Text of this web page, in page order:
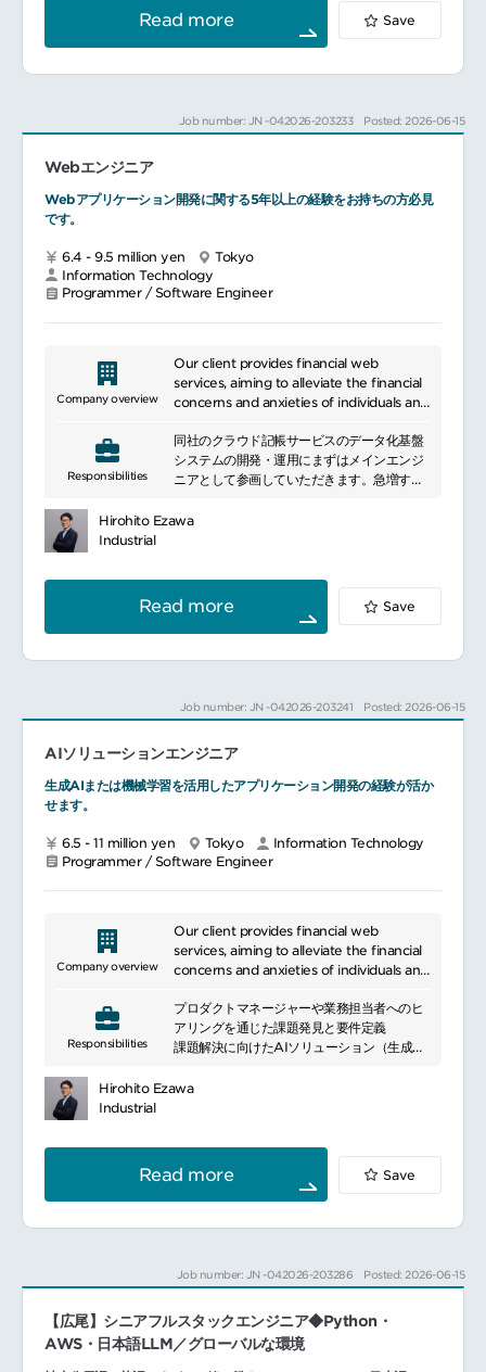
Read more Save
Job number: JN -042026-203233 Posted: 2026-06-15
Webエンジニア
Webアプリケーション開発に関する5年以上の経験をお持ちの方必見
です。
6.4 - 9.5 million yen
Tokyo
Information Technology
Programmer / Software Engineer
Company overview
Our client provides financial web
services, aiming to alleviate the financial
concerns and anxieties of individuals and
technology, and become the ultimate
"money platform" for everyone. Our
main services include automated
management for individuals, economic
offer cloud services and B2B deferred
payment services.
Responsibilities
同社のクラウド記帳サービスのデータ化基盤
システムの開発・運用にまずはメインエンジ
ニアとして参画していただきます。急増する
フォーマンス向上（DB最適化等）が直近の最
の開発にも携わっていただく可能性がありま
す。
業務詳細：
自社クラウド記帳サービス（ユーザー側画
部署横断プロジェクトの推進（合併に伴う開
自社クラウド記帳サービス（ユーザー側画
Hirohito Ezawa
Industrial
Read more Save
Job number: JN -042026-203241 Posted: 2026-06-15
AIソリューションエンジニア
生成AIまたは機械学習を活用したアプリケーション開発の経験が活か
せます。
6.5 - 11 million yen Tokyo
Information Technology
Programmer / Software Engineer
Company overview
Our client provides financial web
services, aiming to alleviate the financial
concerns and anxieties of individuals and
technology, and become the ultimate
"money platform" for everyone. Our
main services include automated
management for individuals, economic
offer cloud services and B2B deferred
payment services.
Responsibilities
プロダクトマネージャーや業務担当者へのヒ
アリングを通じた課題発見と要件定義
課題解決に向けたAIソリューション（生成
証
本番環境を見据えたAIシステムの設計・実
装・運用設計
品質担保のためのテスト方針策定・実装・評
価
Hirohito Ezawa
Industrial
Read more Save
Job number: JN -042026-203286 Posted: 2026-06-15
【広尾】シニアフルスタックエンジニア◆Python・
AWS・日本語LLM／グローバルな環境